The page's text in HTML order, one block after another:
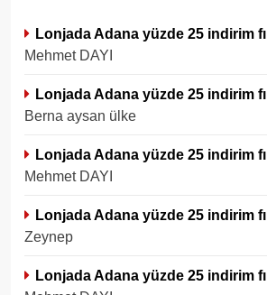
Lonjada Adana yüzde 25 indirim
Mehmet DAYI
Lonjada Adana yüzde 25 indirim
Berna aysan ülke
Lonjada Adana yüzde 25 indirim
Mehmet DAYI
Lonjada Adana yüzde 25 indirim
Zeynep
Lonjada Adana yüzde 25 indirim